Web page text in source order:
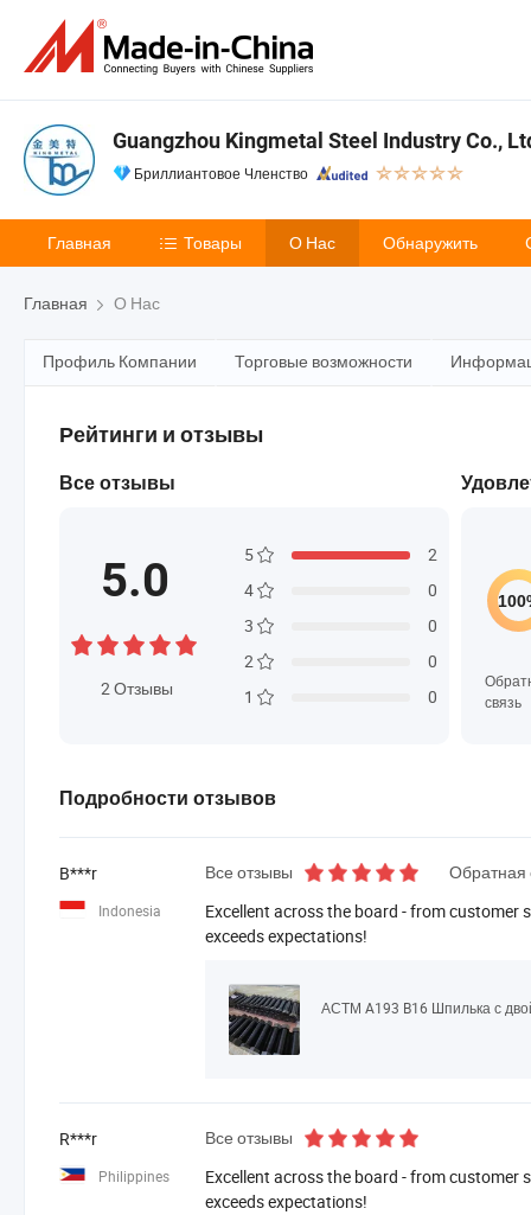
Guangzhou Kingmetal Steel Industry Co.,
Бриллиантовое Членство
Главная Товары О Нас Обнаружить
Главная О Нас
Профиль Компании Торговые возможности
Рейтинги и отзывы
Все отзывы
5.0
2Отзывы
5
2
4
0
3
0
2
0
1
0
связь
Подробности отзывов
B***r
Indonesia
Все отзывы
Обратная
Excellent across the board - from customer
exceeds expectations!
АСТМ A193 B16 Шпилька с
R***r
Philippines
Все отзывы
Excellent across the board - from customer
exceeds expectations!